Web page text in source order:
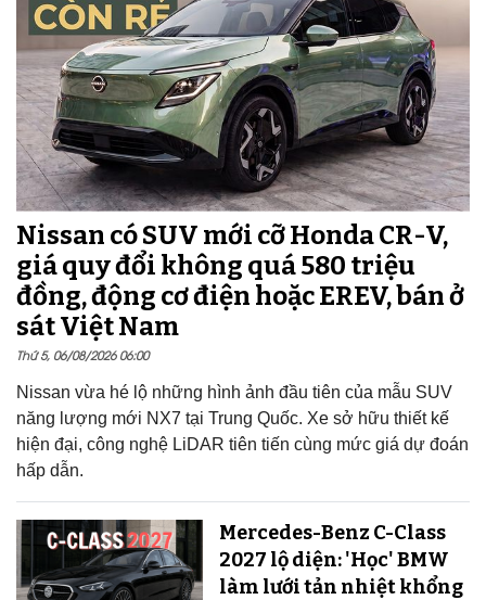
Nissan có SUV mới cỡ Honda CR-V,
giá quy đổi không quá 580 triệu
đồng, động cơ điện hoặc EREV, bán ở
sát Việt Nam
Thứ 5, 06/08/2026 06:00
Nissan vừa hé lộ những hình ảnh đầu tiên của mẫu SUV
năng lượng mới NX7 tại Trung Quốc. Xe sở hữu thiết kế
hiện đại, công nghệ LiDAR tiên tiến cùng mức giá dự đoán
hấp dẫn.
Mercedes-Benz C-Class
2027 lộ diện: 'Học' BMW
làm lưới tản nhiệt khổng